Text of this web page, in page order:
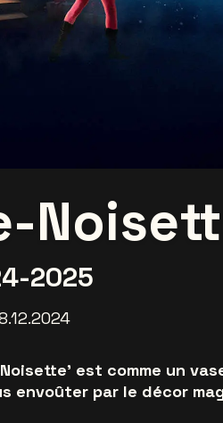
2025
est comme un
envoûter par le décor